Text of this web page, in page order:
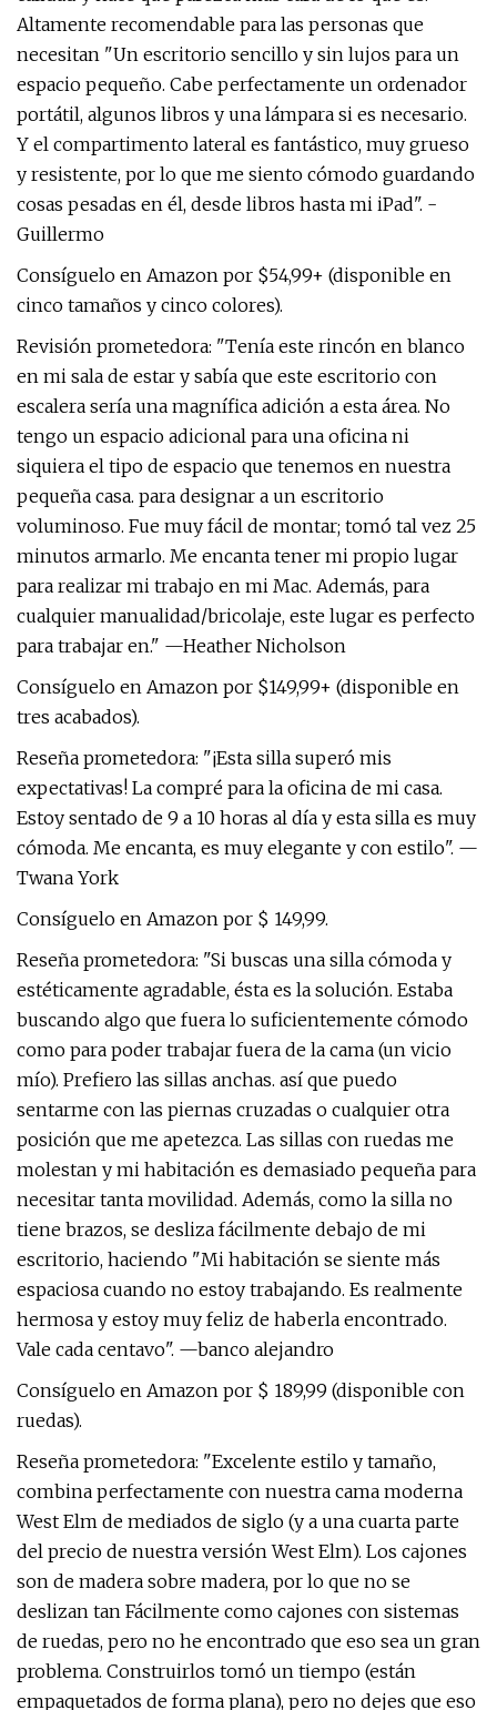
Altamente recomendable para las personas que
necesitan "Un escritorio sencillo y sin lujos para un
espacio pequeño. Cabe perfectamente un ordenador
portátil, algunos libros y una lámpara si es necesario.
Y el compartimento lateral es fantástico, muy grueso
y resistente, por lo que me siento cómodo guardando
cosas pesadas en él, desde libros hasta mi iPad". -
Guillermo
Consíguelo en Amazon por $54,99+ (disponible en
cinco tamaños y cinco colores).
Revisión prometedora: "Tenía este rincón en blanco
en mi sala de estar y sabía que este escritorio con
escalera sería una magnífica adición a esta área. No
tengo un espacio adicional para una oficina ni
siquiera el tipo de espacio que tenemos en nuestra
pequeña casa. para designar a un escritorio
voluminoso. Fue muy fácil de montar; tomó tal vez 25
minutos armarlo. Me encanta tener mi propio lugar
para realizar mi trabajo en mi Mac. Además, para
cualquier manualidad/bricolaje, este lugar es perfecto
para trabajar en." —Heather Nicholson
Consíguelo en Amazon por $149,99+ (disponible en
tres acabados).
Reseña prometedora: "¡Esta silla superó mis
expectativas! La compré para la oficina de mi casa.
Estoy sentado de 9 a 10 horas al día y esta silla es muy
cómoda. Me encanta, es muy elegante y con estilo". —
Twana York
Consíguelo en Amazon por $ 149,99.
Reseña prometedora: "Si buscas una silla cómoda y
estéticamente agradable, ésta es la solución. Estaba
buscando algo que fuera lo suficientemente cómodo
como para poder trabajar fuera de la cama (un vicio
mío). Prefiero las sillas anchas. así que puedo
sentarme con las piernas cruzadas o cualquier otra
posición que me apetezca. Las sillas con ruedas me
molestan y mi habitación es demasiado pequeña para
necesitar tanta movilidad. Además, como la silla no
tiene brazos, se desliza fácilmente debajo de mi
escritorio, haciendo "Mi habitación se siente más
espaciosa cuando no estoy trabajando. Es realmente
hermosa y estoy muy feliz de haberla encontrado.
Vale cada centavo". —banco alejandro
Consíguelo en Amazon por $ 189,99 (disponible con
ruedas).
Reseña prometedora: "Excelente estilo y tamaño,
combina perfectamente con nuestra cama moderna
West Elm de mediados de siglo (y a una cuarta parte
del precio de nuestra versión West Elm). Los cajones
son de madera sobre madera, por lo que no se
deslizan tan Fácilmente como cajones con sistemas
de ruedas, pero no he encontrado que eso sea un gran
problema. Construirlos tomó un tiempo (están
empaquetados de forma plana), pero no dejes que eso